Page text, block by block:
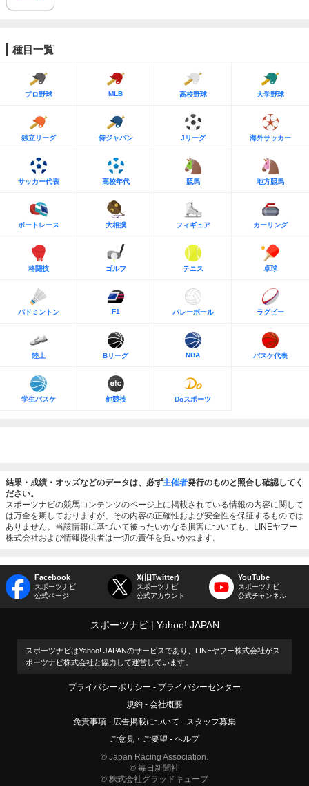
種目一覧
プロ野球 MLB 高校野球 大学野球
独立リーグ 侍ジャパン Jリーグ 海外サッカー
サッカー代表 高校年代 競馬 地方競馬
ボートレース 大相撲 フィギュア カーリング
格闘技 ゴルフ テニス 卓球
バドミントン F1 バレーボール ラグビー
陸上 Bリーグ NBA バスケ代表
学生バスケ 他競技 Doスポーツ
結果・成績・オッズなどのデータは、必ず主催者発行のものと照合し確認してく
ださい。
スポーツナビの競馬コンテンツのページ上に掲載されている情報の内容に関して
は万全を期しておりますが、その内容の正確性および安全性を保証するものでは
ありません。当該情報に基づいて被ったいかなる損害についても、LINEヤフー
株式会社および情報提供者は一切の責任を負いかねます。
Facebook
スポーツナビ
公式ページ
X(旧Twitter)
スポーツナビ
公式アカウント
YouTube
スポーツナビ
公式チャンネル
スポーツナビ Yahoo! JAPAN
スポーツナビはYahoo! JAPANのサービスであり、LINEヤフー株式会社がス
ポーツナビ株式会社と協力して運営しています。
プライバシーポリシー
プライバシーセンター
規約
会社概要
免責事項
広告掲載について
スタッフ募集
ご意見・ご要望
ヘルプ
© Japan Racing Association.
© 毎日新聞社
© 株式会社グラッドキューブ